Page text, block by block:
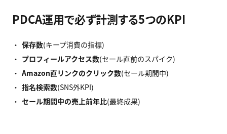
PDCA運用で必ず計測する5つのKPI
保存数(キープ消費の指標)
プロフィールアクセス数(セール直前のスパイク)
Amazon直リンクのクリック数(セール期間中)
指名検索数(SNS外KPI)
セール期間中の売上前年比(最終成果)